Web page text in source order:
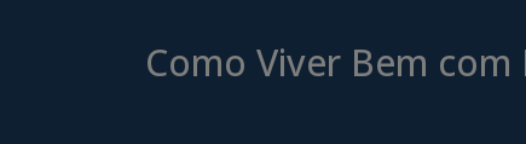
Como Viver Bem